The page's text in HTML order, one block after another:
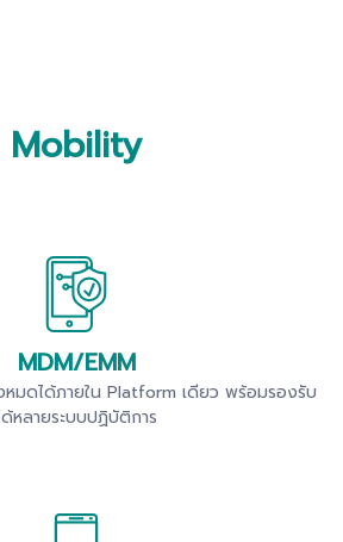
Mobility
MDM/EMM
มดได้ภายใน Platform เดียว พร้อมรองรับ
ด้หลายระบบปฏิบัติการ